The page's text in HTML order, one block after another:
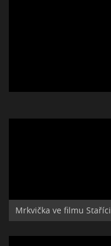
Mrkvička ve filmu Staříci